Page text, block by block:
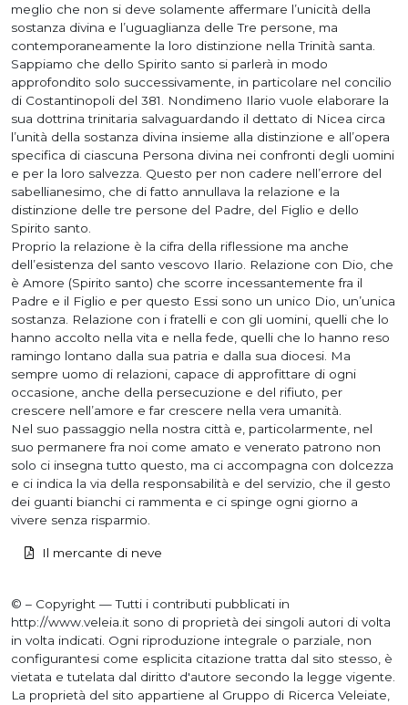
meglio che non si deve solamente affermare l’unicità della
sostanza divina e l’uguaglianza delle Tre persone, ma
contemporaneamente la loro distinzione nella Trinità santa.
Sappiamo che dello Spirito santo si parlerà in modo
approfondito solo successivamente, in particolare nel concilio
di Costantinopoli del 381. Nondimeno Ilario vuole elaborare la
sua dottrina trinitaria salvaguardando il dettato di Nicea circa
l’unità della sostanza divina insieme alla distinzione e all’opera
specifica di ciascuna Persona divina nei confronti degli uomini
e per la loro salvezza. Questo per non cadere nell’errore del
sabellianesimo, che di fatto annullava la relazione e la
distinzione delle tre persone del Padre, del Figlio e dello
Spirito santo.
Proprio la relazione è la cifra della riflessione ma anche
dell’esistenza del santo vescovo Ilario. Relazione con Dio, che
è Amore (Spirito santo) che scorre incessantemente fra il
Padre e il Figlio e per questo Essi sono un unico Dio, un’unica
sostanza. Relazione con i fratelli e con gli uomini, quelli che lo
hanno accolto nella vita e nella fede, quelli che lo hanno reso
ramingo lontano dalla sua patria e dalla sua diocesi. Ma
sempre uomo di relazioni, capace di approfittare di ogni
occasione, anche della persecuzione e del rifiuto, per
crescere nell’amore e far crescere nella vera umanità.
Nel suo passaggio nella nostra città e, particolarmente, nel
suo permanere fra noi come amato e venerato patrono non
solo ci insegna tutto questo, ma ci accompagna con dolcezza
e ci indica la via della responsabilità e del servizio, che il gesto
dei guanti bianchi ci rammenta e ci spinge ogni giorno a
vivere senza risparmio.
Il mercante di neve
© – Copyright — Tutti i contributi pubblicati in
http://www.veleia.it sono di proprietà dei singoli autori di volta
in volta indicati. Ogni riproduzione integrale o parziale, non
configurantesi come esplicita citazione tratta dal sito stesso, è
vietata e tutelata dal diritto d'autore secondo la legge vigente.
La proprietà del sito appartiene al Gruppo di Ricerca Veleiate,